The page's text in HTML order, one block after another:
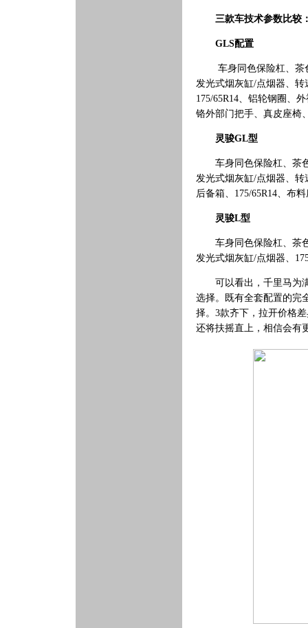
三款车技术参数比较
GLS配置
车身同色保险杠、
发光式烟灰缸/点烟器、
175/65R14、铝轮钢圈、
铬外部门把手、真皮座椅
灵骏GL型
车身同色保险杠、茶色
发光式烟灰缸/点烟器、
后备箱、175/65R14、布
灵骏L型
车身同色保险杠、茶
发光式烟灰缸/点烟器、
可以看出，千里马为满
选择。既有全套配置的完
择。3款齐下，拉开价格
还将扶摇直上，相信会有